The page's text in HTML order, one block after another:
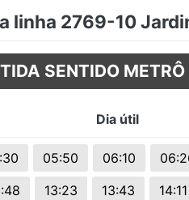
linha 2769-10
SENTIDO
Dia útil
05:50 06:10
13:23 13:43 14:11